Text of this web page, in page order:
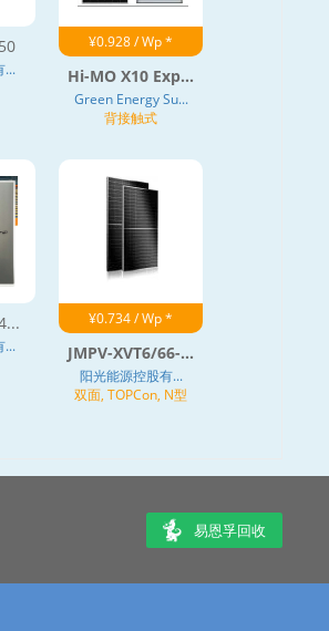
...
¥0.928 / Wp *
Hi-MO X10 Exp...
Green Energy Su...
背接触式
...
¥0.734 / Wp *
JMPV-XVT6/66-...
阳光能源控股有...
双面, TOPCon, N型
易恩孚回收